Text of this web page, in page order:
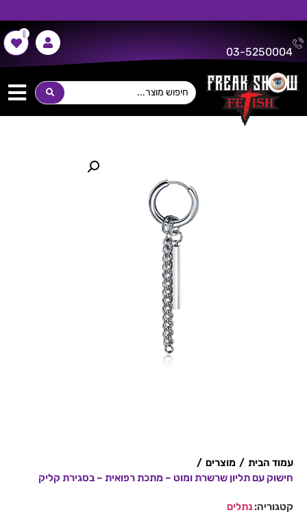
משלוח חינם על כל רכישה מעל 300 ש"ח!
03-5250004
0
עמוד הבית / מוצרים /
חישוק עם תליון שרשרת ומוט – מתכת רפואית – בסגירת קליק
קטגוריה: נתלים